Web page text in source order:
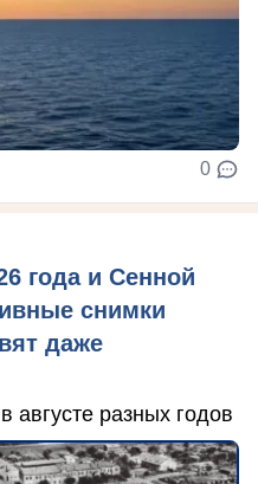
0
года и Сенной
снимки
даже
августе разных годов